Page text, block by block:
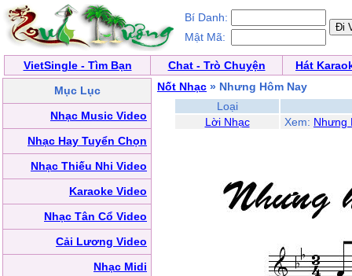
Bí Danh:
Mật Mã:
VietSingle - Tìm Bạn Chat - Trò Chuyện
Hát
Mục Lục
Nhạc Music Video
Nhạc Hay Tuyển Chọn
Nhạc Thiếu Nhi Video
Karaoke Video
Nhạc Tân Cổ Video
Cải Lương Video
Nhạc Midi
Nốt Nhạc » Nhưng Hôm Nay
Loại
Lời Nhạc
Xem: Nhưng